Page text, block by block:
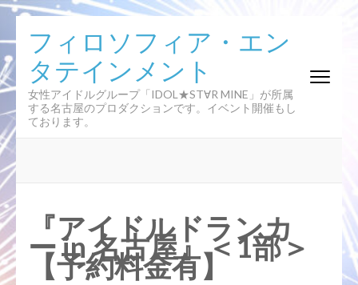
ン
ン
ツ
へ
ス
キ
プ
(Enter
を
押
す)
フィロソフィア・エン
タテインメント
女性アイドルグループ「IDOL★ST∀R MINE」が所属
する名古屋のプロダクションです。イベント開催もし
ております。
『アイドルドランカ
ー in 名古屋』＜1部＞
【予約料金有】